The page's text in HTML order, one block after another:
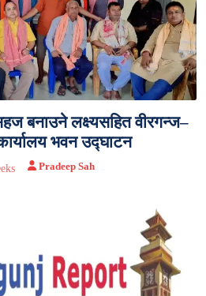
बनाउने लक्ष्यसहित वीरगन्ज–
भवन उद्घाटन
Pradeep Sah